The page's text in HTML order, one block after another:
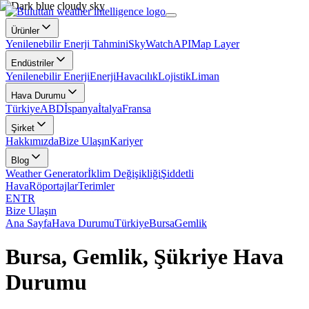
Ürünler
Yenilenebilir Enerji TahminiSkyWatchAPIMap Layer
Endüstriler
Yenilenebilir EnerjiEnerjiHavacılıkLojistikLiman
Hava Durumu
TürkiyeABDİspanyaİtalyaFransa
Şirket
HakkımızdaBize UlaşınKariyer
Blog
Weather Generatorİklim DeğişikliğiŞiddetli
HavaRöportajlarTerimler
ENTR
Bize Ulaşın
Ana SayfaHava DurumuTürkiyeBursaGemlik
Bursa, Gemlik, Şükriye Hava
Durumu